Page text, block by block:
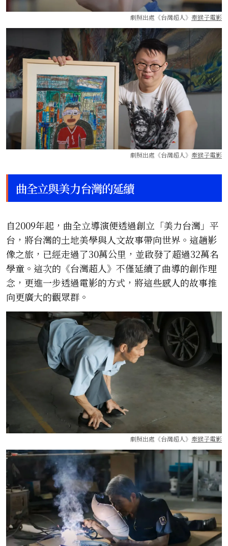
劇照出處《台灣超人》 牽猴子電影
劇照出處《台灣超人》 牽猴子電影
曲全立與美力台灣的延續
自2009年起，曲全立導演便透過創立「美力台灣」平
台，將台灣的土地美學與人文故事帶向世界。這趟影
像之旅，已經走過了30萬公里，並啟發了超過32萬名
學童。這次的《台灣超人》不僅延續了曲導的創作理
念，更進一步透過電影的方式，將這些感人的故事推
向更廣大的觀眾群。
劇照出處《台灣超人》 牽猴子電影